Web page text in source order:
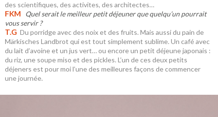
des scientifiques, des activites, des architectes…
FKM
Quel serait le meilleur petit déjeuner que quelqu’un pourrait
vous servir ?
T.G Du porridge avec des noix et des fruits. Mais aussi du pain de
Märkisches Landbrot qui est tout simplement sublime. Un café avec
du lait d’avoine et un jus vert… ou encore un petit déjeune japonais :
du riz, une soupe miso et des pickles. L’un de ces deux petits
déjeners est pour moi l’une des meilleures façons de commencer
une journée.